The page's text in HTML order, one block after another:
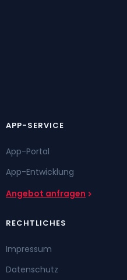
APP-SERVICE
App-Portal
App-Entwicklung
Angebot anfragen
RECHTLICHES
Impressum
Datenschutz